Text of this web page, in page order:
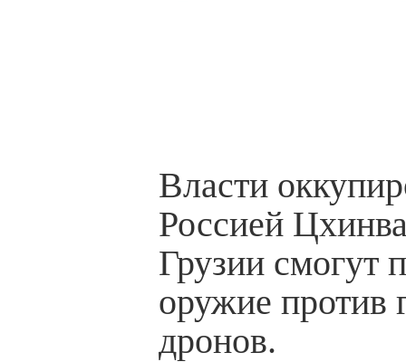
Власти
Россией
Грузии смогут
оружие против
дронов.